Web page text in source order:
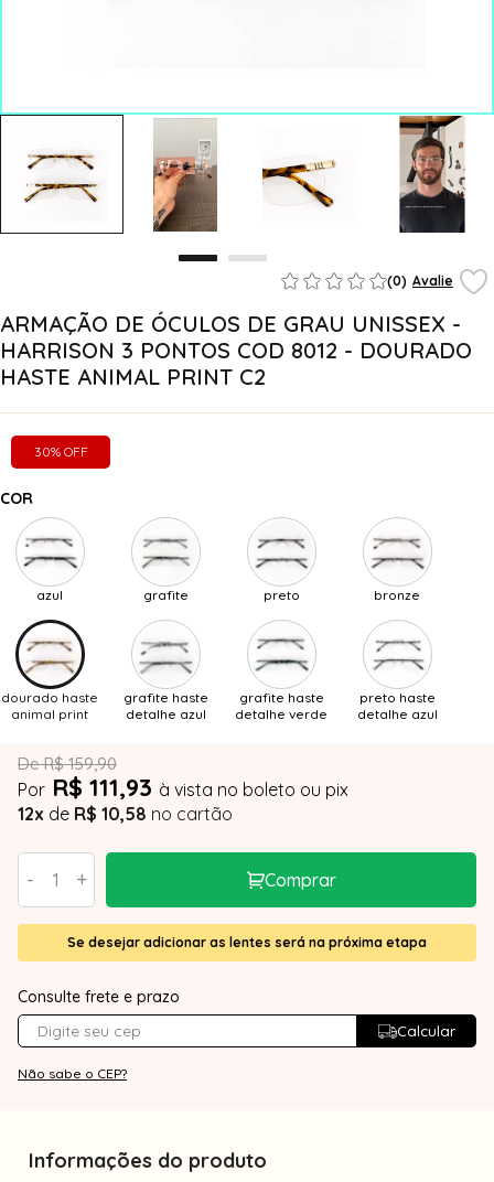
(0) Avalie
ARMAÇÃO DE ÓCULOS DE GRAU UNISSEX -
HARRISON 3 PONTOS COD 8012 - DOURADO
HASTE ANIMAL PRINT C2
30% OFF
COR
azul grafite preto bronze
dourado haste
animal print
grafite haste
detalhe azul
grafite haste
detalhe verde
preto haste
detalhe azul
De R$ 159,90
Por R$ 111,93 à vista no boleto ou pix
12x de R$ 10,58 no cartão
- + Comprar
Se desejar adicionar as lentes será na próxima etapa
Consulte frete e prazo
Calcular
Não sabe o CEP?
Informações do produto